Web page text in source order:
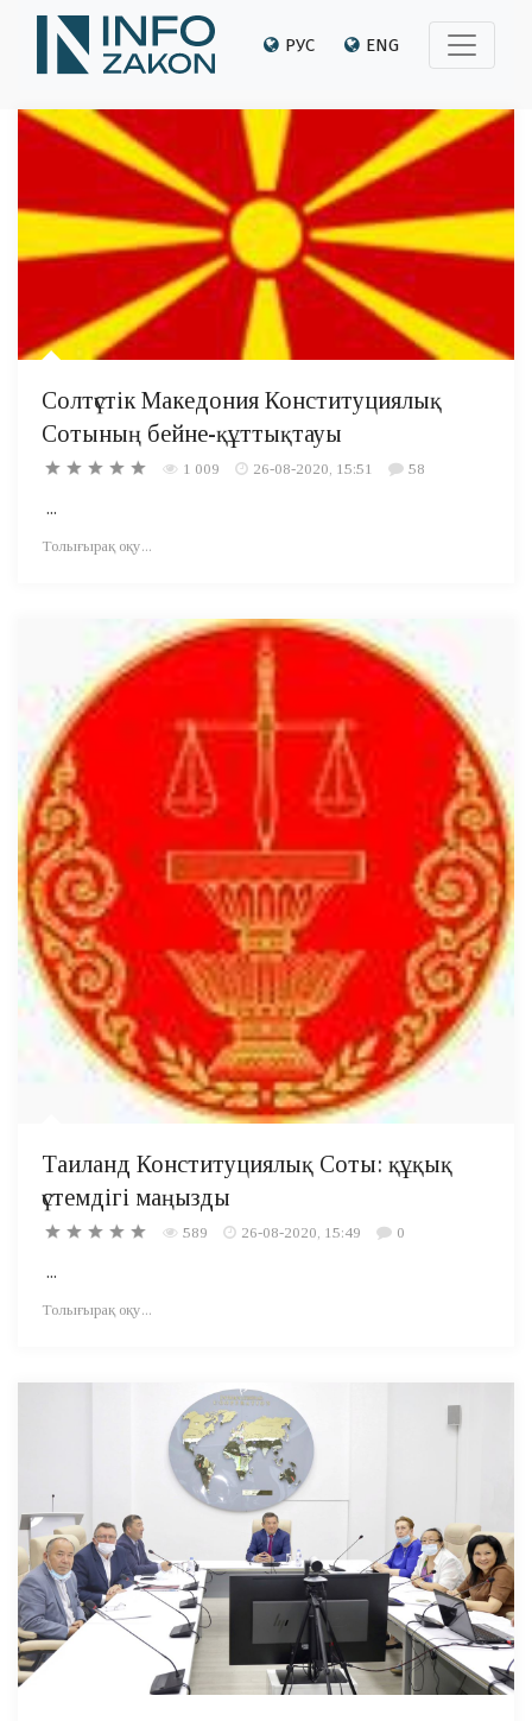
РУС ENG
Солтүстік Македония Конституциялық
Сотының бейне-құттықтауы
1 009 26-08-2020, 15:51 58
...
Толығырақ оқу...
Таиланд Конституциялық Соты: құқық
үстемдігі маңызды
589 26-08-2020, 15:49 0
...
Толығырақ оқу...